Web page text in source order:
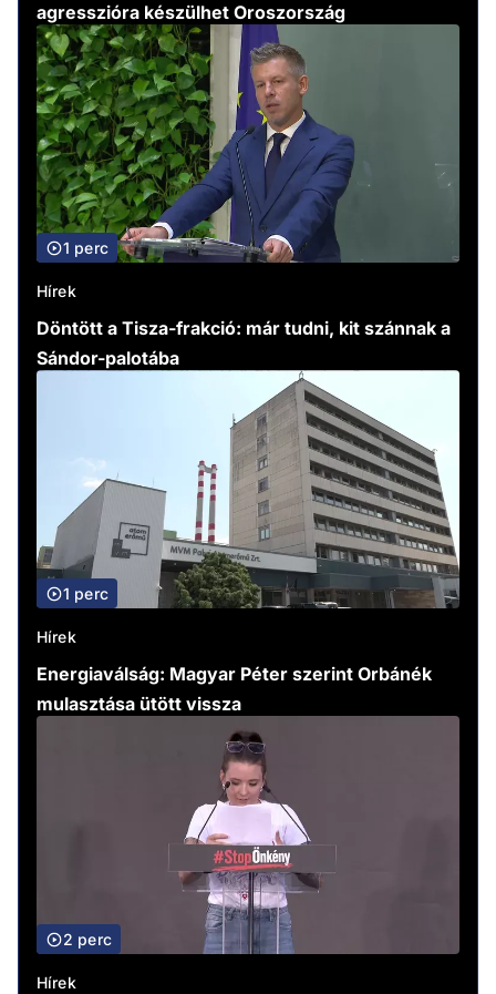
agresszióra készülhet Oroszország
1 perc
Hírek
Döntött a Tisza-frakció: már tudni, kit szánnak a
Sándor-palotába
1 perc
Hírek
Energiaválság: Magyar Péter szerint Orbánék
mulasztása ütött vissza
2 perc
Hírek